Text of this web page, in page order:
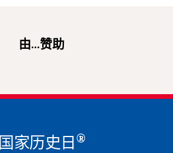
由...赞助
国家历史日 ®